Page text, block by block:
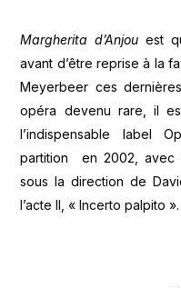
Margherita d’Anjou est
avant d’être reprise à la
Meyerbeer ces
opéra devenu rare, il
l’indispensable label
partition en 2002, avec
sous la direction de
l’acte II, « Incerto palpito ».